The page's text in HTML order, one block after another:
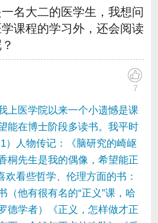
名大二的医学生，我想问
课程的学习外，还会阅读
7
上医学院以来一个小遗憾是课
能在博士阶段多读书。我平时
）人物传记：《脑研究的崎岖
桐先生是我的偶像，希望能正
欢看些哲学、伦理方面的书：
（他有很有名的“正义”课，哈
德学者）《正义，怎样做才正